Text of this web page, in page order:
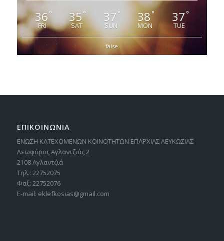
36°
FRI
35°
SAT
37 °
SUN
38 °
MON
37°
TUE
false
ΕΠΙΚΟΙΝΩΝΙΑ
ΕΝΩΣΗ ΚΑΤΕΧΟΜΕΝΩΝ ΚΟΙΝΟΤΗΤΩΝ ΕΠΑΡΧΙΑΣ ΛΕΥΚΩΣΙΑΣ
Λεωφόρος Αγλαντζιάς 2
2108 Αγλαντζιά
Τηλ.: 22752075
Φαξ: 22752076
E-mail: eklefkosias@gmail.com